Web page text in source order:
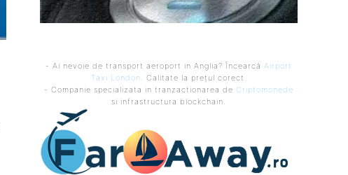
- Ai nevoie de transport aeroport in Anglia? Încearcă Airport
Taxi London. Calitate la prețul corect.
- Companie specializata in tranzactionarea de Criptomonede
si infrastructura blockchain.